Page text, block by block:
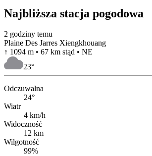
Najbliższa stacja pogodowa
2 godziny temu
Plaine Des Jarres Xiengkhouang
↑ 1094 m • 67 km stąd • NE
23°
Odczuwalna
24°
Wiatr
4 km/h
Widoczność
12 km
Wilgotność
99%